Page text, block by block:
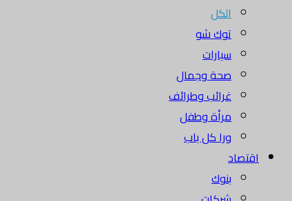
الكل
توك شو
سيارات
صحة وجمال
غرائب وطرائف
مرأة وطفل
ورا كل باب
اقتصاد
بنوك